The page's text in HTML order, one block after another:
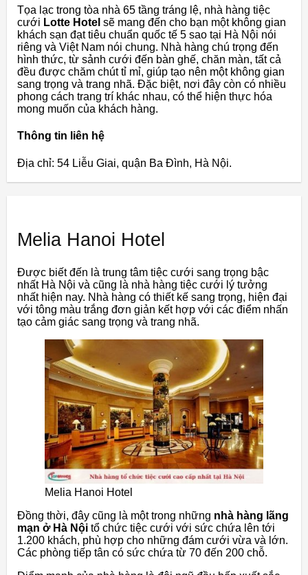
Tọa lạc trong tòa nhà 65 tầng tráng lệ, nhà hàng tiệc
cưới Lotte Hotel sẽ mang đến cho bạn một không gian
khách sạn đạt tiêu chuẩn quốc tế 5 sao tại Hà Nội nói
riêng và Việt Nam nói chung. Nhà hàng chú trọng đến
hình thức, từ sảnh cưới đến bàn ghế, chăn màn, tất cả
đều được chăm chút tỉ mỉ, giúp tạo nên một không gian
sang trọng và trang nhã. Đặc biệt, nơi đây còn có nhiều
phong cách trang trí khác nhau, có thể hiện thực hóa
mong muốn của khách hàng.
Thông tin liên hệ
Địa chỉ: 54 Liễu Giai, quận Ba Đình, Hà Nội.
Melia Hanoi Hotel
Được biết đến là trung tâm tiệc cưới sang trọng bậc
nhất Hà Nội và cũng là nhà hàng tiệc cưới lý tưởng
nhất hiện nay. Nhà hàng có thiết kế sang trọng, hiện đại
với tông màu trắng đơn giản kết hợp với các điểm nhấn
tạo cảm giác sang trọng và trang nhã.
Melia Hanoi Hotel
Đồng thời, đây cũng là một trong những nhà hàng lãng
mạn ở Hà Nội tổ chức tiệc cưới với sức chứa lên tới
1.200 khách, phù hợp cho những đám cưới vừa và lớn.
Các phòng tiếp tân có sức chứa từ 70 đến 200 chỗ.